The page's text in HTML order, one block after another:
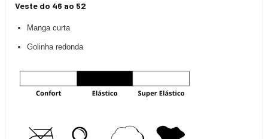
Veste do 46 ao 52
Manga curta
Golinha redonda